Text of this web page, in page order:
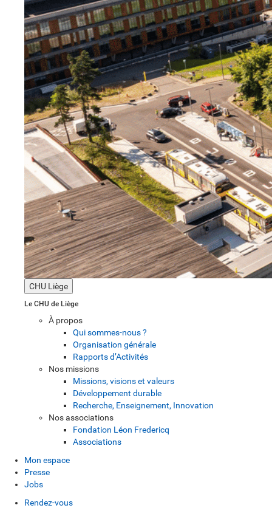
CHU Liège
Le CHU de Liège
À propos
Qui sommes-nous ?
Organisation générale
Rapports d’Activités
Nos missions
Missions, visions et valeurs
Développement durable
Recherche, Enseignement, Innovation
Nos associations
Fondation Léon Fredericq
Associations
Mon espace
Presse
Jobs
Rendez-vous